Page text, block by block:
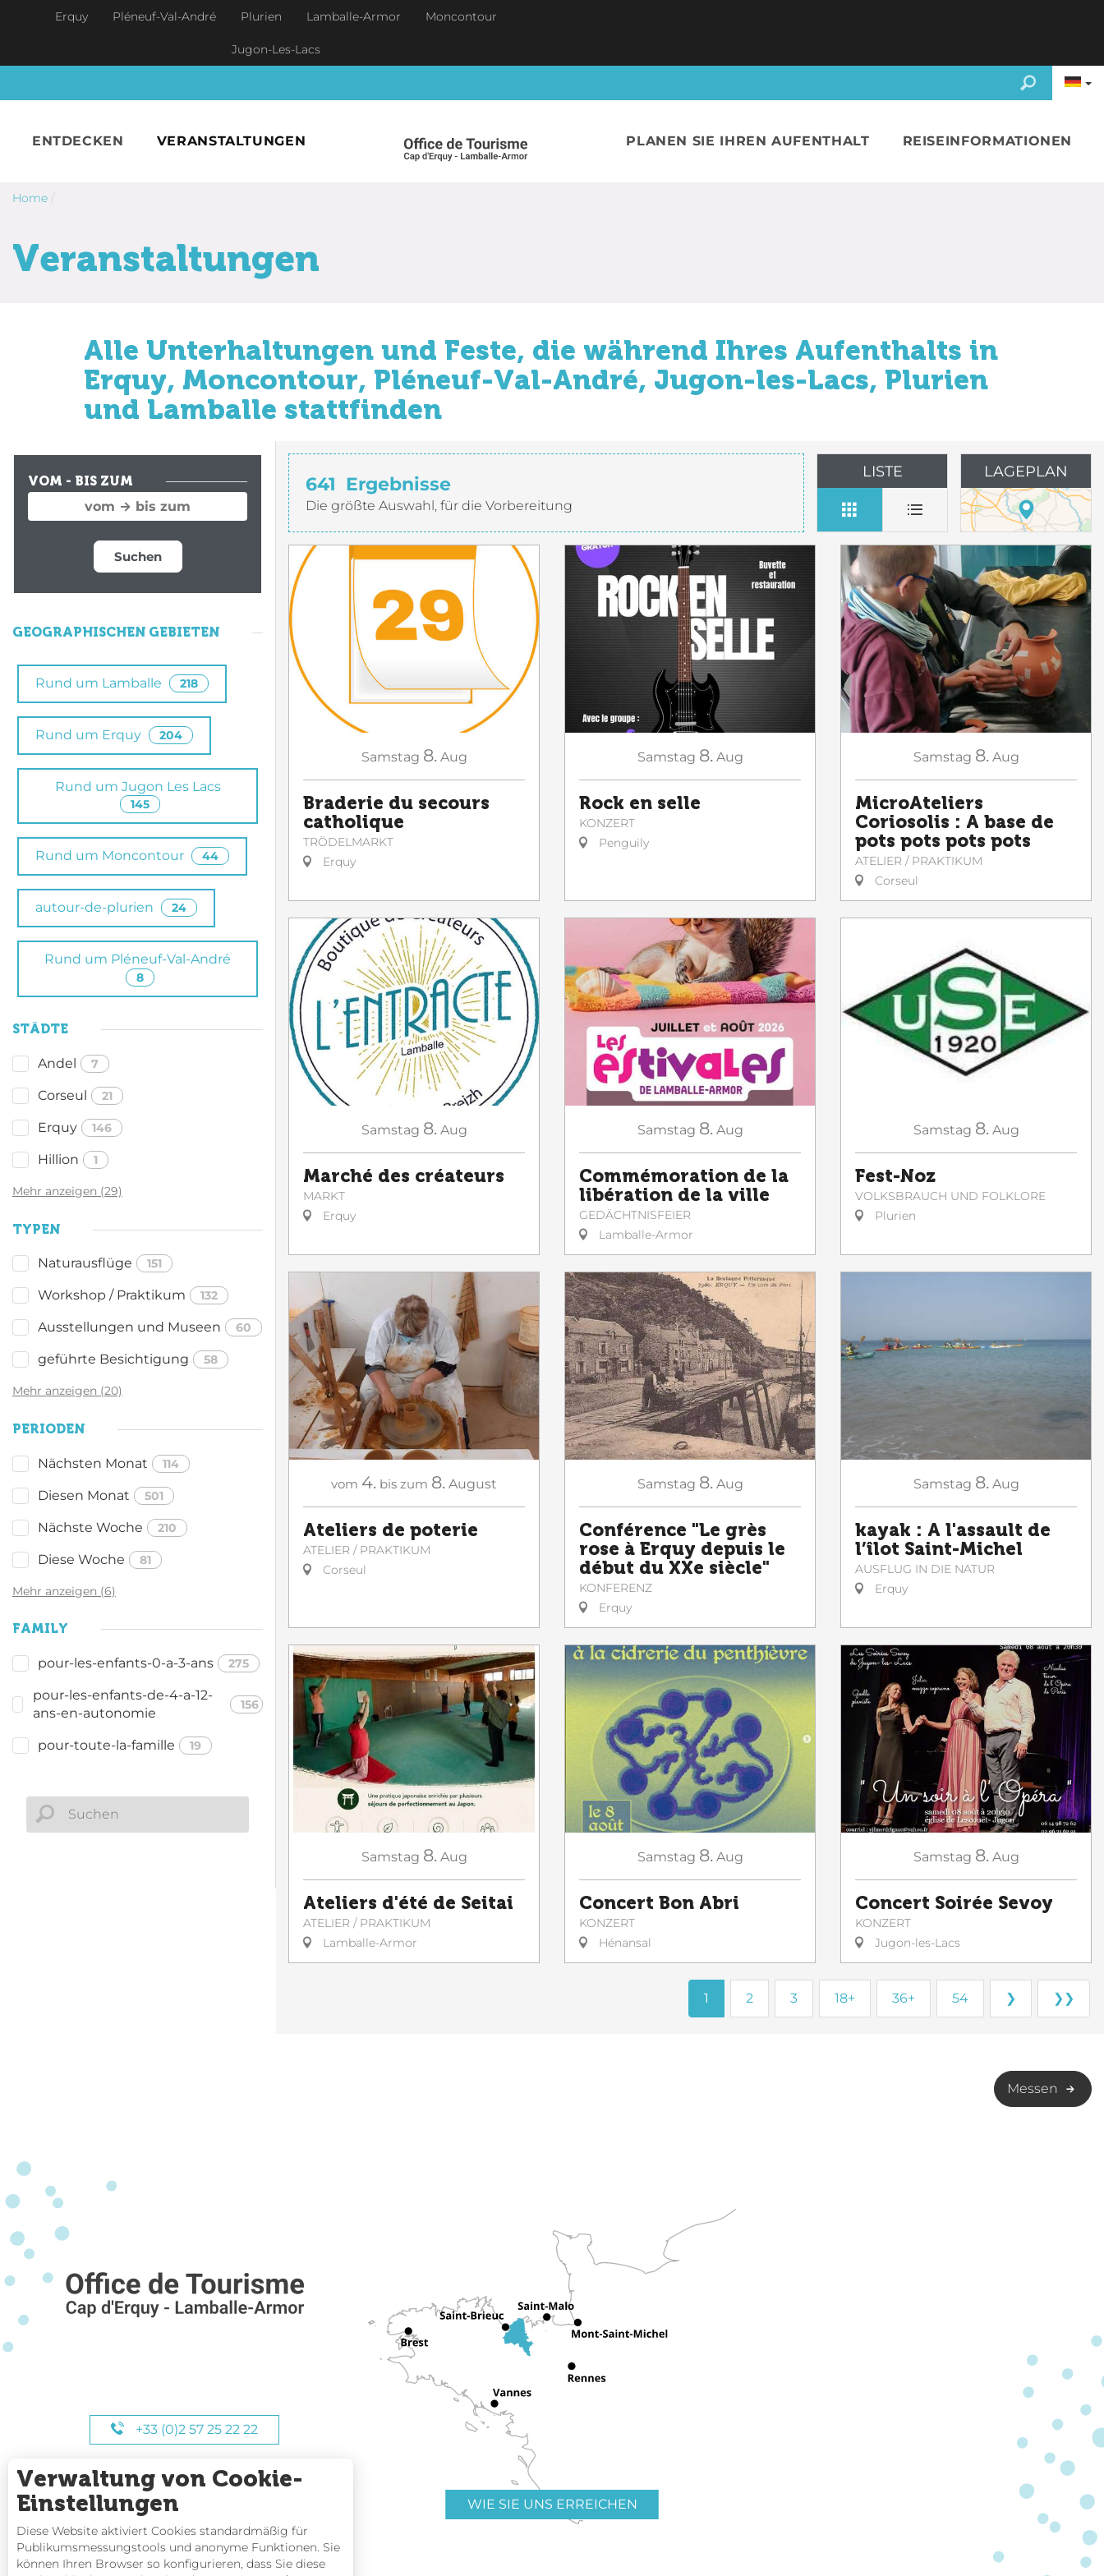
Skip to main content
Erquy Pléneuf-Val-André Plurien Lamballe-Armor Moncontour
Jugon-Les-Lacs
ENTDECKEN VERANSTALTUNGEN PLANEN SIE IHREN AUFENTHALT REISEINFORMATIONEN
Home /
Veranstaltungen
Alle Unterhaltungen und Feste, die während Ihres Aufenthalts in
Erquy, Moncontour, Pléneuf-Val-André, Jugon-les-Lacs, Plurien
und Lamballe stattfinden
VOM - BIS ZUM
Suchen
GEOGRAPHISCHEN GEBIETEN
Rund um Lamballe 218
Rund um Erquy 204
Rund um Jugon Les Lacs
145
Rund um Moncontour 44
autour-de-plurien 24
Rund um Pléneuf-Val-André
8
STÄDTE
Andel 7
Corseul 21
Erquy 146
Hillion 1
Mehr anzeigen (29)
TYPEN
Naturausflüge 151
Workshop / Praktikum 132
Ausstellungen und Museen 60
geführte Besichtigung 58
Mehr anzeigen (20)
PERIODEN
Nächsten Monat 114
Diesen Monat 501
Nächste Woche 210
Diese Woche 81
Mehr anzeigen (6)
FAMILY
pour-les-enfants-0-a-3-ans 275
pour-les-enfants-de-4-a-12-
ans-en-autonomie
156
pour-toute-la-famille 19
641 Ergebnisse
Die größte Auswahl, für die Vorbereitung
LISTE LAGEPLAN
Samstag 8. Aug
Braderie du secours
catholique
TRÖDELMARKT
Erquy
Samstag 8. Aug
Rock en selle
KONZERT
Penguily
Samstag 8. Aug
MicroAteliers
Coriosolis : A base de
pots pots pots pots
ATELIER / PRAKTIKUM
Corseul
Samstag 8. Aug
Marché des créateurs
MARKT
Erquy
Samstag 8. Aug
Commémoration de la
libération de la ville
GEDÄCHTNISFEIER
Lamballe-Armor
Samstag 8. Aug
Fest-Noz
VOLKSBRAUCH UND FOLKLORE
Plurien
vom 4. bis zum 8. August
Ateliers de poterie
ATELIER / PRAKTIKUM
Corseul
Samstag 8. Aug
Conférence "Le grès
rose à Erquy depuis le
début du XXe siècle"
KONFERENZ
Erquy
Samstag 8. Aug
kayak : A l'assault de
l’îlot Saint-Michel
AUSFLUG IN DIE NATUR
Erquy
Samstag 8. Aug
Ateliers d'été de Seitai
ATELIER / PRAKTIKUM
Lamballe-Armor
Samstag 8. Aug
Concert Bon Abri
KONZERT
Hénansal
Samstag 8. Aug
Concert Soirée Sevoy
KONZERT
Jugon-les-Lacs
1 2 3 18+ 36+ 54 ❯ ❯❯
Messen
+33 (0)2 57 25 22 22
UNSERE STUNDEN
WIE SIE UNS ERREICHEN
Verwaltung von Cookie-
Einstellungen
Diese Website aktiviert Cookies standardmäßig für
Publikumsmessungstools und anonyme Funktionen. Sie
können Ihren Browser so konfigurieren, dass Sie diese